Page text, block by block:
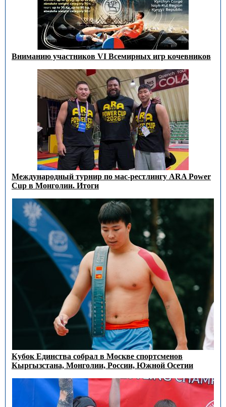
Вниманию участников VI Всемирных игр кочевников
Международный турнир по мас-рестлингу ARA Power
Cup в Монголии. Итоги
Кубок Единства собрал в Москве спортсменов
Кыргызстана, Монголии, России, Южной Осетии